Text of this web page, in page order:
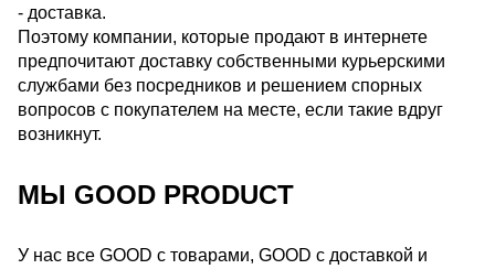
- доставка.
Поэтому компании, которые продают в интернете
предпочитают доставку собственными курьерскими
службами без посредников и решением спорных
вопросов с покупателем на месте, если такие вдруг
возникнут.
МЫ GOOD PRODUCT
У нас все GOOD с товарами, GOOD с доставкой и